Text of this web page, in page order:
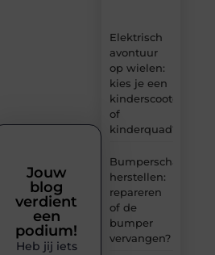
Elektrisch
avontuur
op wielen:
kies je een
kinderscooter
of
kinderquad?
Bumperschade
herstellen:
repareren
of de
bumper
vervangen?
Jouw
blog
verdient
een
podium!
Heb jij iets